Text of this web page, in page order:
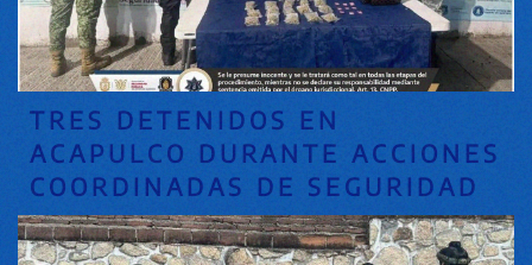
TRES DETENIDOS EN
ACAPULCO DURANTE ACCIONES
COORDINADAS DE SEGURIDAD